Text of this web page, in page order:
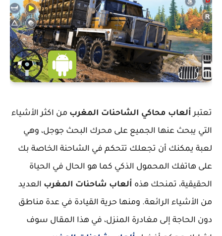
تعتبر ألعاب محاكي الشاحنات المغرب من اكثر الأشياء
التي يبحث عنها الجميع على محرك البحث جوجل، وهي
لعبة يمكنك أن تجعلك تتحكم في الشاحنة الخاصة بك
على هاتفك المحمول الذكي كما هو الحال في الحياة
الحقيقية، تمنحك هذه ألعاب شاحنات المغرب العديد
من الأشياء الرائعة. ومنها حرية القيادة في عدة مناطق
دون الحاجة إلى مغادرة المنزل، في هذا المقال سوف